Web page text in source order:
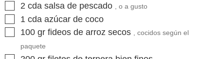
▢
2 cda salsa de pescado , o a gusto
▢
1 cda azúcar de coco
▢
100 gr fideos de arroz secos , cocidos según el
paquete